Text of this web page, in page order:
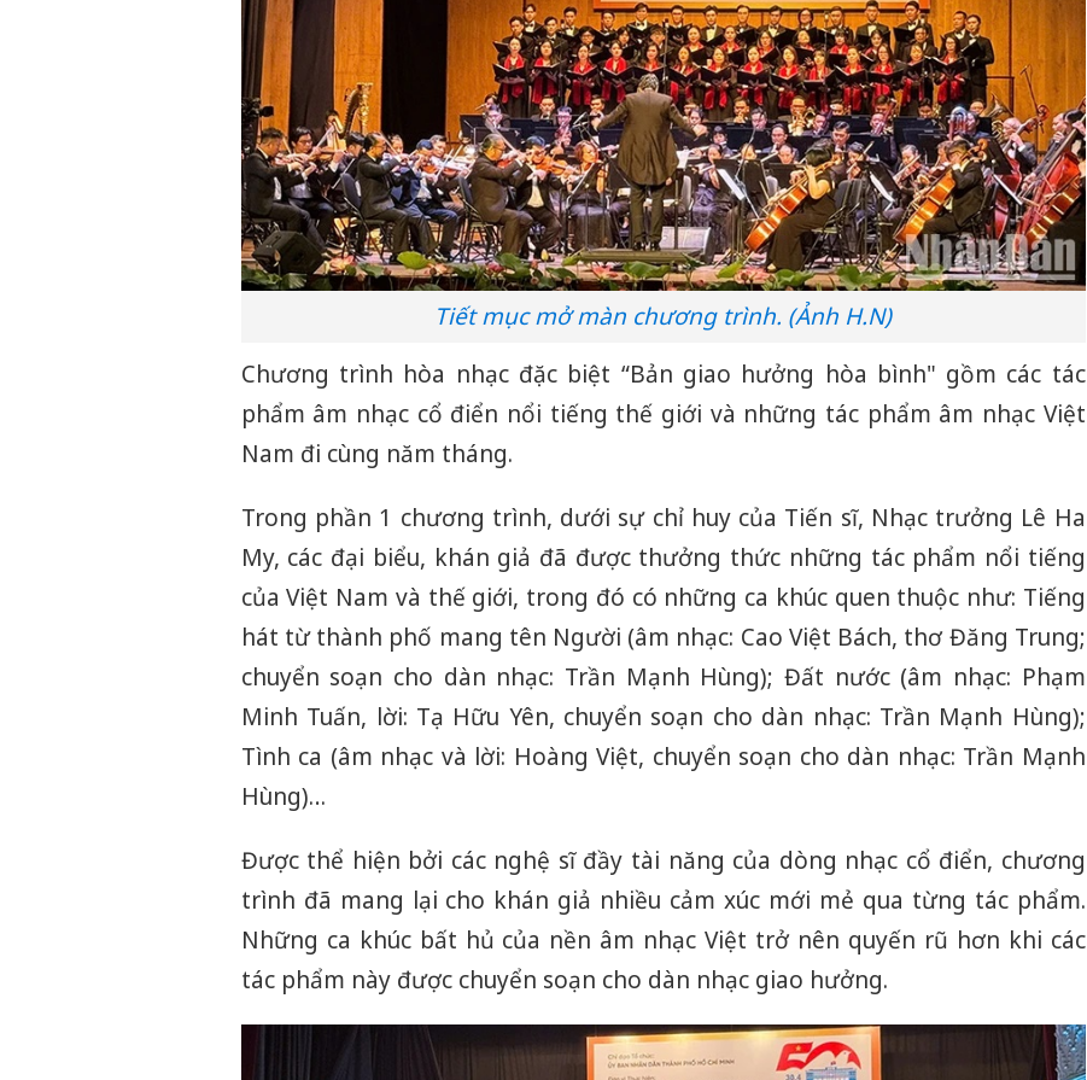
Tiết mục mở màn chương trình. (Ảnh H.N)
Chương trình hòa nhạc đặc biệt “Bản giao hưởng hòa bình" gồm các tác
phẩm âm nhạc cổ điển nổi tiếng thế giới và những tác phẩm âm nhạc Việt
Nam đi cùng năm tháng.
Trong phần 1 chương trình, dưới sự chỉ huy của Tiến sĩ, Nhạc trưởng Lê Ha
My, các đại biểu, khán giả đã được thưởng thức những tác phẩm nổi tiếng
của Việt Nam và thế giới, trong đó có những ca khúc quen thuộc như: Tiếng
hát từ thành phố mang tên Người (âm nhạc: Cao Việt Bách, thơ Đăng Trung;
chuyển soạn cho dàn nhạc: Trần Mạnh Hùng); Đất nước (âm nhạc: Phạm
Minh Tuấn, lời: Tạ Hữu Yên, chuyển soạn cho dàn nhạc: Trần Mạnh Hùng);
Tình ca (âm nhạc và lời: Hoàng Việt, chuyển soạn cho dàn nhạc: Trần Mạnh
Hùng)…
Được thể hiện bởi các nghệ sĩ đầy tài năng của dòng nhạc cổ điển, chương
trình đã mang lại cho khán giả nhiều cảm xúc mới mẻ qua từng tác phẩm.
Những ca khúc bất hủ của nền âm nhạc Việt trở nên quyến rũ hơn khi các
tác phẩm này được chuyển soạn cho dàn nhạc giao hưởng.